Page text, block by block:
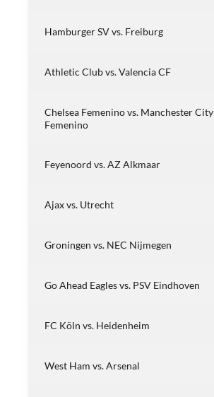
Hamburger SV vs. Freiburg
Athletic Club vs. Valencia CF
Chelsea Femenino vs. Manchester City
Femenino
Feyenoord vs. AZ Alkmaar
Ajax vs. Utrecht
Groningen vs. NEC Nijmegen
Go Ahead Eagles vs. PSV Eindhoven
FC Köln vs. Heidenheim
West Ham vs. Arsenal